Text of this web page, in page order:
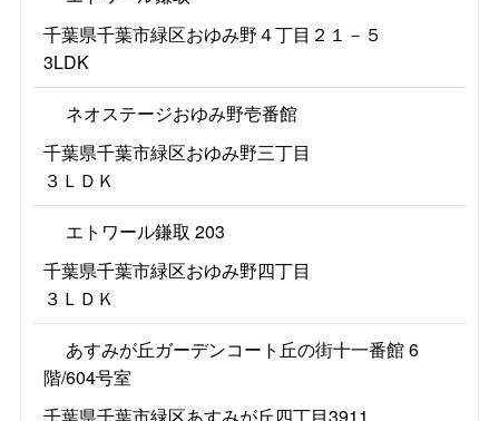
千葉県千葉市緑区おゆみ野４丁目２１－５
3LDK
ネオステージおゆみ野壱番館
千葉県千葉市緑区おゆみ野三丁目
３ＬＤＫ
エトワール鎌取 203
千葉県千葉市緑区おゆみ野四丁目
３ＬＤＫ
あすみが丘ガーデンコート丘の街十一番館 6
階/604号室